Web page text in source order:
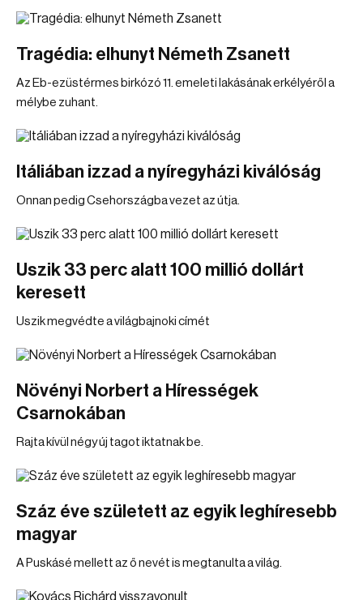
Tragédia: elhunyt Németh Zsanett
Az Eb-ezüstérmes birkózó 11. emeleti lakásának erkélyéről a
mélybe zuhant.
Itáliában izzad a nyíregyházi kiválóság
Onnan pedig Csehországba vezet az útja.
Uszik 33 perc alatt 100 millió dollárt
keresett
Uszik megvédte a világbajnoki címét
Növényi Norbert a Hírességek
Csarnokában
Rajta kívül négy új tagot iktatnak be.
Száz éve született az egyik leghíresebb
magyar
A Puskásé mellett az ő nevét is megtanulta a világ.